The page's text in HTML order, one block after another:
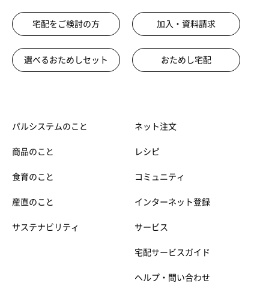
宅配をご検討の方 加入・資料請求
選べるおためしセット おためし宅配
パルシステムのこと
商品のこと
食育のこと
産直のこと
サステナビリティ
ネット注文
レシピ
コミュニティ
インターネット登録
サービス
宅配サービスガイド
ヘルプ・問い合わせ